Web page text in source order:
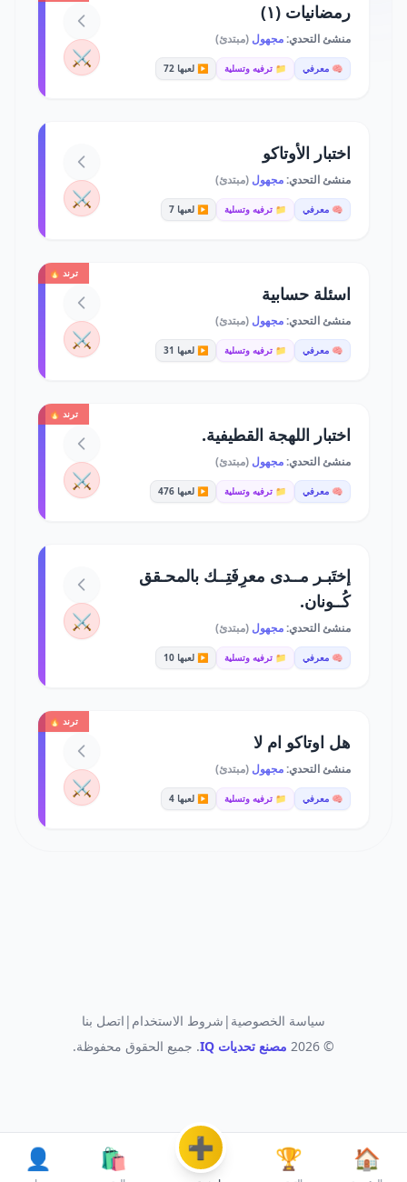
رمضانيات (١)
منشئ التحدي:مجهول (مبتدئ)
🧠 معرفي 📁 ترفيه وتسلية ▶️ لعبها 72 ⚔️
اختبار الأوتاكو
منشئ التحدي:مجهول (مبتدئ)
🧠 معرفي 📁 ترفيه وتسلية ▶️ لعبها 7 ⚔️
ترند 🔥
اسئلة حسابية
منشئ التحدي:مجهول (مبتدئ)
🧠 معرفي 📁 ترفيه وتسلية ▶️ لعبها 31 ⚔️
ترند 🔥
اختبار اللهجة القطيفية.
منشئ التحدي:مجهول (مبتدئ)
🧠 معرفي 📁 ترفيه وتسلية ▶️ لعبها 476 ⚔️
إختَبـر مــدى معرِفَتِــك بالمحـقق
كُــونان.
منشئ التحدي:مجهول (مبتدئ)
🧠 معرفي 📁 ترفيه وتسلية ▶️ لعبها 10
⚔️
ترند 🔥
هل اوتاكو ام لا
منشئ التحدي:مجهول (مبتدئ)
🧠 معرفي 📁 ترفيه وتسلية ▶️ لعبها 4 ⚔️
🏠
🏆
➕
🛍️
👤
سياسة الخصوصية | شروط الاستخدام | اتصل بنا
© 2026
مصنع تحديات IQ . جميع الحقوق محفوظة.